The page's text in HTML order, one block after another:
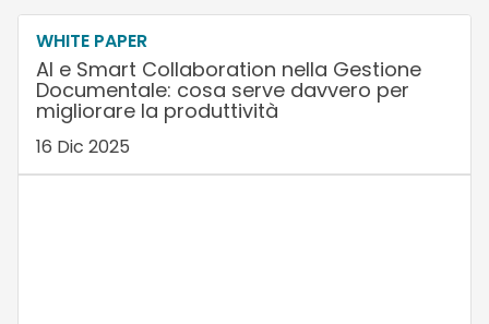
WHITE PAPER
AI e Smart Collaboration nella Gestione
Documentale: cosa serve davvero per
migliorare la produttività
16 Dic 2025